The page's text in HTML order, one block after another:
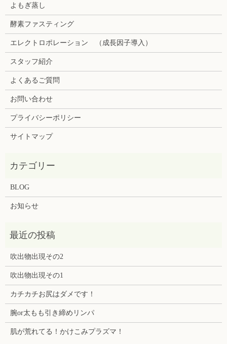
よもぎ蒸し
酵素ファスティング
エレクトロポレーション （成長因子導入）
スタッフ紹介
よくあるご質問
お問い合わせ
プライバシーポリシー
サイトマップ
BLOG
お知らせ
吹出物出現その2
吹出物出現その1
カチカチお尻はダメです！
腕or太もも引き締めリンパ
肌が荒れてる！かけこみプラズマ！